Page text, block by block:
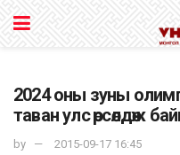
2024 оны зуны
таван улс өрсөлдөж
by 2015-09-17 16:45